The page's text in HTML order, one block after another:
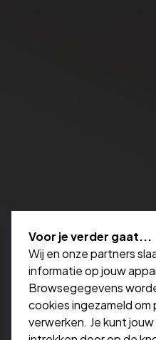
Voor je verder gaat...
Wij en onze partners
informatie op jouw
Browsegegevens
cookies ingezameld
verwerken. Je kunt